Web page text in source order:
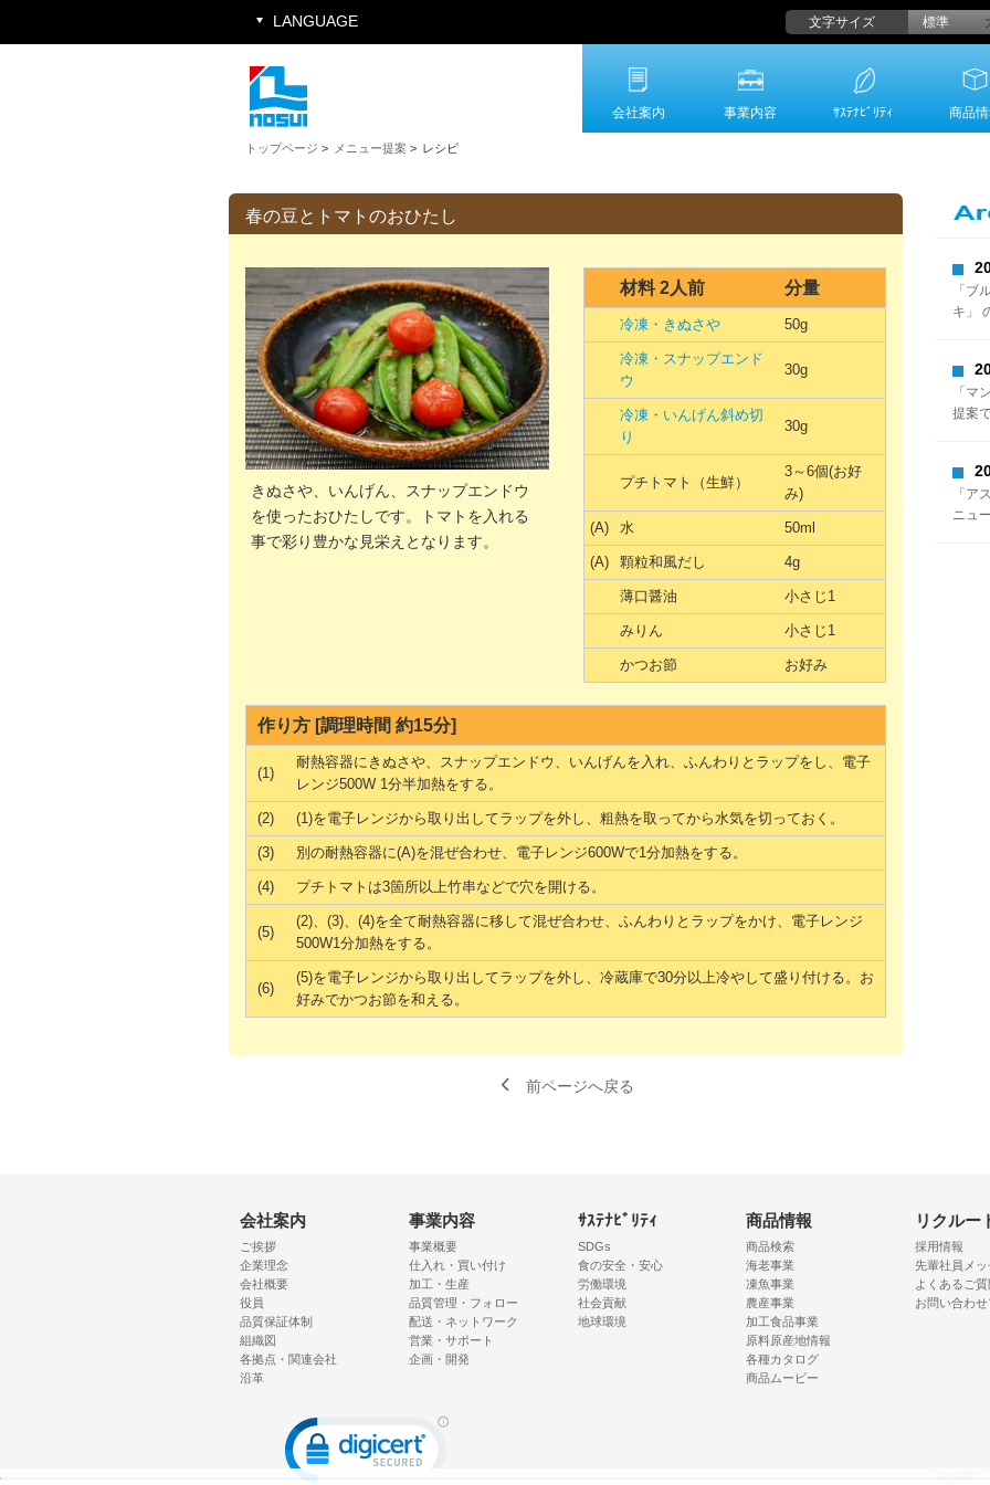
会社案内 事業内容 ｻｽﾃﾅﾋﾞﾘﾃｨ 商品
トップページ > メニュー提案 > レシピ
「ブ
キ」
「マ
提案
「ア
ニュ
春の豆とトマトのおひたし
きぬさや、いんげん、スナップエンドウ
を使ったおひたしです。トマトを入れる
事で彩り豊かな見栄えとなります。
材料 2人前 分量
冷凍・きぬさや 50g
冷凍・スナップエンド
ウ
30g
冷凍・いんげん斜め切
り
30g
プチトマト（生鮮）
3～6個(お好
み)
(A) 水 50ml
(A) 顆粒和風だし 4g
薄口醤油 小さじ1
みりん 小さじ1
かつお節 お好み
作り方 [調理時間 約15分]
(1)
耐熱容器にきぬさや、スナップエンドウ、いんげんを入れ、ふんわりとラップをし、電子
レンジ500W 1分半加熱をする。
(2) (1)を電子レンジから取り出してラップを外し、粗熱を取ってから水気を切っておく。
(3) 別の耐熱容器に(A)を混ぜ合わせ、電子レンジ600Wで1分加熱をする。
(4) プチトマトは3箇所以上竹串などで穴を開ける。
(5)
(2)、(3)、(4)を全て耐熱容器に移して混ぜ合わせ、ふんわりとラップをかけ、電子レンジ
500W1分加熱をする。
(6)
(5)を電子レンジから取り出してラップを外し、冷蔵庫で30分以上冷やして盛り付ける。お
好みでかつお節を和える。
前ページへ戻る
文字サイズ 標準
LANGUAGE
会社案内
ご挨拶
企業理念
会社概要
役員
品質保証体制
組織図
各拠点・関連会社
沿革
事業内容
事業概要
仕入れ・買い付け
加工・生産
品質管理・フォロー
配送・ネットワーク
営業・サポート
企画・開発
ｻｽﾃﾅﾋﾞﾘﾃｨ
SDGs
食の安全・安心
労働環境
社会貢献
地球環境
商品情報
商品検索
海老事業
凍魚事業
農産事業
加工食品事業
原料原産地情報
各種カタログ
商品ムービー
リクルー
採用情報
先輩社員メッ
よくあるご質
お問い合わ